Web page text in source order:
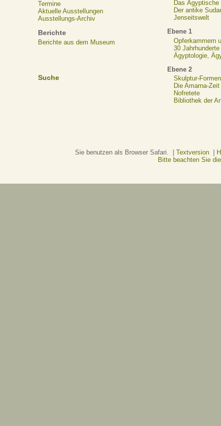
Termine
Aktuelle Ausstellungen
Ausstellungs-Archiv
Berichte
Berichte aus dem Museum
Suche
Das Ägyptische
Der antike
Jenseitswelt
Ebene 1
Opferkammern
30
Ägyptologie,
Ebene 2
Skulptur-Formen
Die Amarna-Zeit
Nofretete
Bibliothek der
Sie benutzen als Browser Safari. | Textversion|
Bitte beachten Sie